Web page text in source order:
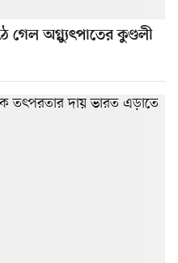
গেল অগ্ন্যুৎপাতের কুণ্ডলী